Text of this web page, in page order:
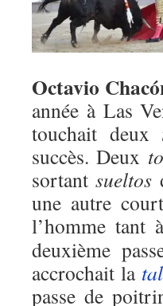
Octavio
année à Las
touchait deux
succès. Deux
sortant sueltos
une autre
l’homme tant
deuxième
accrochait la
passe de